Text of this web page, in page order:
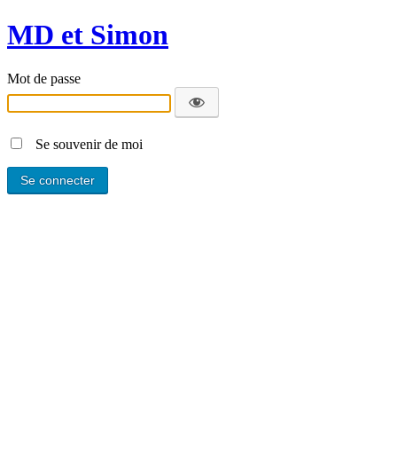
MD et Simon
Mot de passe
Se souvenir de moi